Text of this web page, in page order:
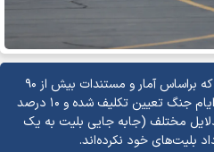
معاون سازمان هواپیمایی اعلام کرد که براساس آمار و مستندات بیش از ۹۰
درصد از بلیت پرواز‌های لغو شده در ایام جنگ تعیین تکلیف شده و ۱۰ درصد
مختلف (جابه جایی بلیت به یک
بلیت‌های خود نکرده‌اند.